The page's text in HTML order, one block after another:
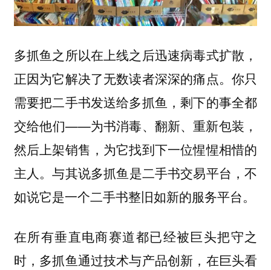
多抓鱼之所以在上线之后迅速病毒式扩散，
正因为它解决了无数读者深深的痛点。你只
需要把二手书发送给多抓鱼，剩下的事全都
交给他们——为书消毒、翻新、重新包装，
然后上架销售，为它找到下一位惺惺相惜的
主人。与其说多抓鱼是二手书交易平台，不
如说它是一个二手书整旧如新的服务平台。
在所有垂直电商赛道都已经被巨头把守之
时，多抓鱼通过技术与产品创新，在巨头看